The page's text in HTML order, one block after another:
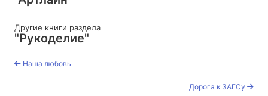
Другие книги раздела
"Рукоделие"
Наша любовь
Дорога к ЗАГСу